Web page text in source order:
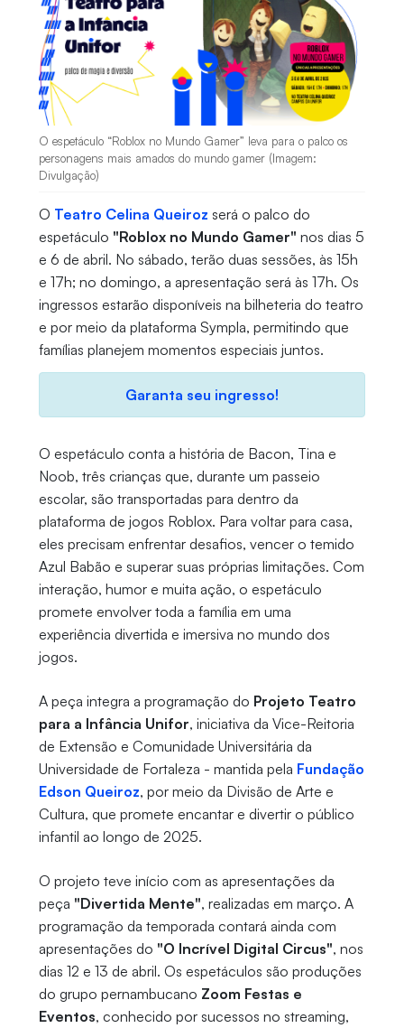
O espetáculo “Roblox no Mundo Gamer” leva para o palco os
personagens mais amados do mundo gamer (Imagem:
Divulgação)
O Teatro Celina Queiroz será o palco do
espetáculo "Roblox no Mundo Gamer" nos dias 5
e 6 de abril. No sábado, terão duas sessões, às 15h
e 17h; no domingo, a apresentação será às 17h. Os
ingressos estarão disponíveis na bilheteria do teatro
e por meio da plataforma Sympla, permitindo que
famílias planejem momentos especiais juntos.
Garanta seu ingresso!
O espetáculo conta a história de Bacon, Tina e
Noob, três crianças que, durante um passeio
escolar, são transportadas para dentro da
plataforma de jogos Roblox. Para voltar para casa,
eles precisam enfrentar desafios, vencer o temido
Azul Babão e superar suas próprias limitações. Com
interação, humor e muita ação, o espetáculo
promete envolver toda a família em uma
experiência divertida e imersiva no mundo dos
jogos.
A peça integra a programação do Projeto Teatro
para a Infância Unifor, iniciativa da Vice-Reitoria
de Extensão e Comunidade Universitária da
Universidade de Fortaleza - mantida pela Fundação
Edson Queiroz, por meio da Divisão de Arte e
Cultura, que promete encantar e divertir o público
infantil ao longo de 2025.
O projeto teve início com as apresentações da
peça "Divertida Mente", realizadas em março. A
programação da temporada contará ainda com
apresentações do "O Incrível Digital Circus", nos
dias 12 e 13 de abril. Os espetáculos são produções
do grupo pernambucano Zoom Festas e
Eventos, conhecido por sucessos no streaming,